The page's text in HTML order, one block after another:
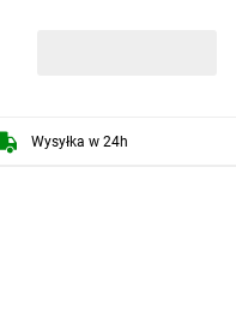
Wysyłka w 24h